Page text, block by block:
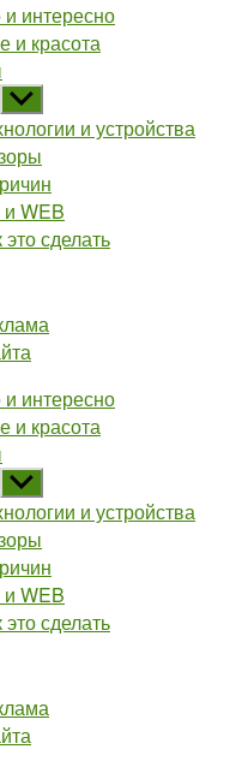
интересно
и красота
Показывать
подменюи устройства
WEB
это сделать
интересно
и красота
Показывать
подменюи устройства
WEB
это сделать